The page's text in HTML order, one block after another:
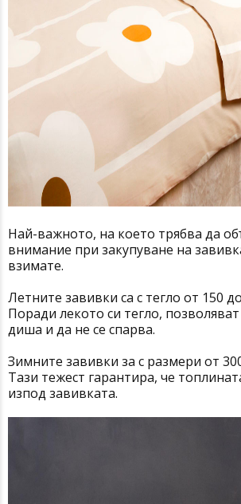
Най-важното, на което трябва да
внимание при закупуване на
взимате.
Летните завивки са с тегло от 150
Поради лекото си тегло,
диша и да не се спарва.
Зимните завивки за с размери от
Тази тежест гарантира, че
изпод завивката.